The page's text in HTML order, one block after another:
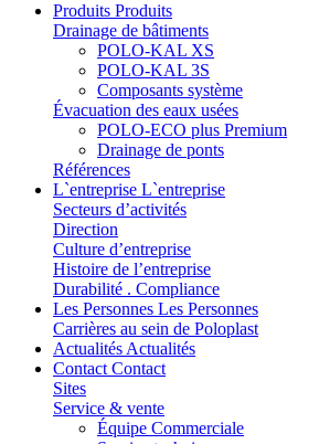
Produits Produits
Drainage de bâtiments
POLO-KAL XS
POLO-KAL 3S
Composants système
Évacuation des eaux usées
POLO-ECO plus Premium
Drainage de ponts
Références
L`entreprise L`entreprise
Secteurs d’activités
Direction
Culture d’entreprise
Histoire de l’entreprise
Durabilité . Compliance
Les Personnes Les Personnes
Carrières au sein de Poloplast
Actualités Actualités
Contact Contact
Sites
Service & vente
Équipe Commerciale